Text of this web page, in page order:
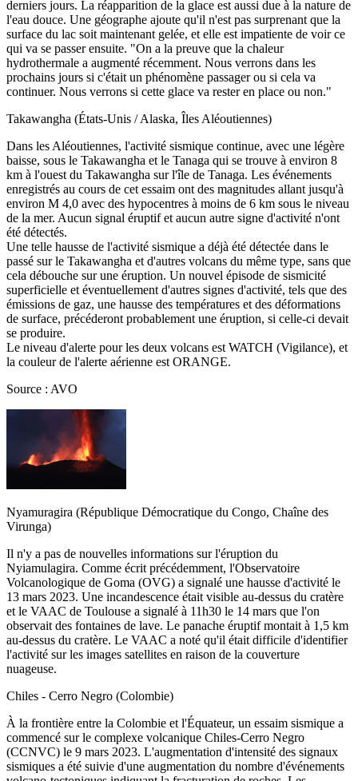
derniers jours. La réapparition de la glace est aussi due à la nature de
l'eau douce. Une géographe ajoute qu'il n'est pas surprenant que la
surface du lac soit maintenant gelée, et elle est impatiente de voir ce
qui va se passer ensuite. "On a la preuve que la chaleur
hydrothermale a augmenté récemment. Nous verrons dans les
prochains jours si c'était un phénomène passager ou si cela va
continuer. Nous verrons si cette glace va rester en place ou non."
Takawangha (États-Unis / Alaska, Îles Aléoutiennes)
Dans les Aléoutiennes, l'activité sismique continue, avec une légère
baisse, sous le Takawangha et le Tanaga qui se trouve à environ 8
km à l'ouest du Takawangha sur l'île de Tanaga. Les événements
enregistrés au cours de cet essaim ont des magnitudes allant jusqu'à
environ M 4,0 avec des hypocentres à moins de 6 km sous le niveau
de la mer. Aucun signal éruptif et aucun autre signe d'activité n'ont
été détectés.
Une telle hausse de l'activité sismique a déjà été détectée dans le
passé sur le Takawangha et d'autres volcans du même type, sans que
cela débouche sur une éruption. Un nouvel épisode de sismicité
superficielle et éventuellement d'autres signes d'activité, tels que des
émissions de gaz, une hausse des températures et des déformations
de surface, précéderont probablement une éruption, si celle-ci devait
se produire.
Le niveau d'alerte pour les deux volcans est WATCH (Vigilance), et
la couleur de l'alerte aérienne est ORANGE.
Source : AVO
Nyamuragira (République Démocratique du Congo, Chaîne des
Virunga)
Il n'y a pas de nouvelles informations sur l'éruption du
Nyiamulagira. Comme écrit précédemment, l'Observatoire
Volcanologique de Goma (OVG) a signalé une hausse d'activité le
13 mars 2023. Une incandescence était visible au-dessus du cratère
et le VAAC de Toulouse a signalé à 11h30 le 14 mars que l'on
observait des fontaines de lave. Le panache éruptif montait à 1,5 km
au-dessus du cratère. Le VAAC a noté qu'il était difficile d'identifier
l'activité sur les images satellites en raison de la couverture
nuageuse.
Chiles - Cerro Negro (Colombie)
À la frontière entre la Colombie et l'Équateur, un essaim sismique a
commencé sur le complexe volcanique Chiles-Cerro Negro
(CCNVC) le 9 mars 2023. L'augmentation d'intensité des signaux
sismiques a été suivie d'une augmentation du nombre d'événements